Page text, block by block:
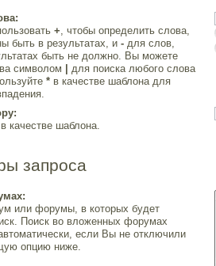
+, чтобы определить слова,
быть в результатах, и -для слов,
быть не должно. Вы можете
символом
для поиска любого слова
*в качестве шаблона для
качестве шаблона.
запроса
или форумы, в которых будет
Поиск во вложенных форумах
если Вы не отключили
опцию ниже.